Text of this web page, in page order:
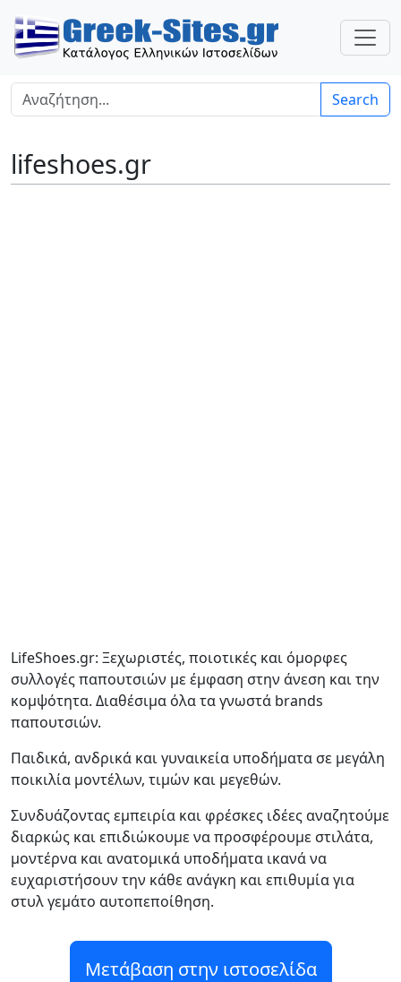
Search
lifeshoes.gr
LifeShoes.gr: Ξεχωριστές, ποιοτικές και όμορφες
συλλογές παπουτσιών με έμφαση στην άνεση και την
κομψότητα. Διαθέσιμα όλα τα γνωστά brands
παπουτσιών.
Παιδικά, ανδρικά και γυναικεία υποδήματα σε μεγάλη
ποικιλία μοντέλων, τιμών και μεγεθών.
Συνδυάζοντας εμπειρία και φρέσκες ιδέες αναζητούμε
διαρκώς και επιδιώκουμε να προσφέρουμε στιλάτα,
μοντέρνα και ανατομικά υποδήματα ικανά να
ευχαριστήσουν την κάθε ανάγκη και επιθυμία για
στυλ γεμάτο αυτοπεποίθηση.
Μετάβαση στην ιστοσελίδα